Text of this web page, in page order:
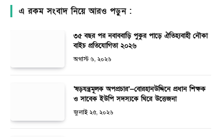
এ রকম সংবাদ নিয়ে আরও পড়ুন :
৩৫ বছর পর নবাববাড়ি পুকুর পাড়ে ঐতিহ্যবাহী নৌকা
বাইচ প্রতিযোগিতা ২০২৬
অগাস্ট ৬, ২০২৬
‘ষড়যন্ত্রমূলক অপপ্রচার’—বোরহানউদ্দিনে প্রধান শিক্ষক
ও সাবেক ইউপি সদস্যকে ঘিরে উত্তেজনা
জুলাই ২৫, ২০২৬